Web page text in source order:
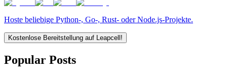
Hoste beliebige Python-, Go-, Rust- oder Node.js-Projekte.
Kostenlose Bereitstellung auf Leapcell!
Popular Posts